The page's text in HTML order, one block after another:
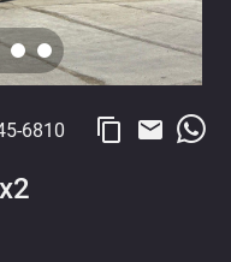
6810 content_copy email